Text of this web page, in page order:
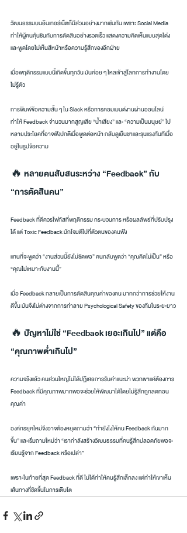
วัฒนธรรมบนอินเทอร์เน็ตก็มีส่วนอย่างมากเช่นกัน เพราะ Social Media
ทำให้ผู้คนคุ้นชินกับการตัดสินอย่างรวดเร็ว แสดงความคิดเห็นแบบสุดโต่ง
และพูดโดยไม่เห็นสีหน้าหรือความรู้สึกของอีกฝ่าย
เมื่อพฤติกรรมแบบนี้เกิดขึ้นทุกวัน มันค่อย ๆ ไหลเข้าสู่โลกการทำงานโดย
ไม่รู้ตัว
การพิมพ์ข้อความสั้น ๆ ใน Slack หรือการคอมเมนต์งานผ่านออนไลน์
ทำให้ Feedback จำนวนมากสูญเสีย “น้ำเสียง” และ “ความเป็นมนุษย์” ไป
หลายประโยคที่อาจฟังปกติเมื่อพูดต่อหน้า กลับดูเย็นชาและรุนแรงทันทีเมื่อ
อยู่ในรูปข้อความ
🔥 หลายคนสับสนระหว่าง “Feedback” กับ
“การตัดสินคน”
Feedback ที่ดีควรโฟกัสที่พฤติกรรม กระบวนการ หรือผลลัพธ์ที่ปรับปรุง
ได้ แต่ Toxic Feedback มักโจมตีไปที่ตัวตนของคนฟัง
แทนที่จะพูดว่า “งานส่วนนี้ยังไม่ชัดพอ” คนกลับพูดว่า “คุณคิดไม่เป็น” หรือ
“คุณไม่เหมาะกับงานนี้”
เมื่อ Feedback กลายเป็นการตัดสินคุณค่าของคน มากกว่าการช่วยให้งาน
ดีขึ้น มันจึงไม่ต่างจากการทำลาย Psychological Safety ของทีมในระยะยาว
🔥 ปัญหาไม่ใช่ “Feedback เยอะเกินไป” แต่คือ
“คุณภาพต่ำเกินไป”
ความจริงแล้ว คนส่วนใหญ่ไม่ได้ปฏิเสธการรับคำแนะนำ พวกเขาแค่ต้องการ
Feedback ที่มีคุณภาพมากพอจะช่วยให้พัฒนาได้โดยไม่รู้สึกถูกลดทอน
คุณค่า
องค์กรยุคใหม่จึงอาจต้องหยุดถามว่า “ทำยังไงให้คน Feedback กันมาก
ขึ้น” และเริ่มถามใหม่ว่า “เรากำลังสร้างวัฒนธรรมที่คนรู้สึกปลอดภัยพอจะ
เรียนรู้จาก Feedback หรือเปล่า”
เพราะในท้ายที่สุด Feedback ที่ดี ไม่ได้ทำให้คนรู้สึกเล็กลง แต่ทำให้เขาเห็น
เส้นทางที่ชัดขึ้นในการเติบโต